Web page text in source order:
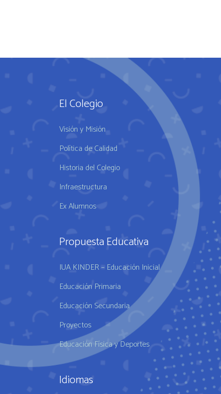
El Colegio
Visión y Misión
Política de Calidad
Historia del Colegio
Infraestructura
Ex Alumnos
Propuesta Educativa
IUA KINDER – Educación Inicial
Educación Primaria
Educación Secundaria
Proyectos
Educación Física y Deportes
Idiomas